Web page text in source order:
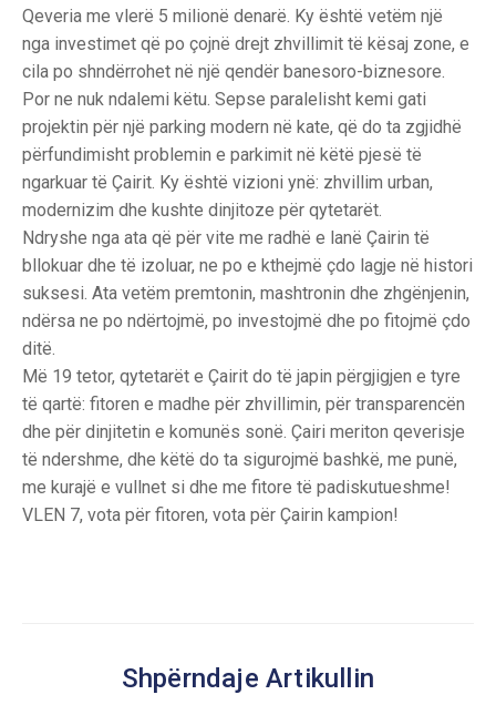
Qeveria me vlerë 5 milionë denarë. Ky është vetëm një
nga investimet që po çojnë drejt zhvillimit të kësaj zone, e
cila po shndërrohet në një qendër banesoro-biznesore.
Por ne nuk ndalemi këtu. Sepse paralelisht kemi gati
projektin për një parking modern në kate, që do ta zgjidhë
përfundimisht problemin e parkimit në këtë pjesë të
ngarkuar të Çairit. Ky është vizioni ynë: zhvillim urban,
modernizim dhe kushte dinjitoze për qytetarët.
Ndryshe nga ata që për vite me radhë e lanë Çairin të
bllokuar dhe të izoluar, ne po e kthejmë çdo lagje në histori
suksesi. Ata vetëm premtonin, mashtronin dhe zhgënjenin,
ndërsa ne po ndërtojmë, po investojmë dhe po fitojmë çdo
ditë.
Më 19 tetor, qytetarët e Çairit do të japin përgjigjen e tyre
të qartë: fitoren e madhe për zhvillimin, për transparencën
dhe për dinjitetin e komunës sonë. Çairi meriton qeverisje
të ndershme, dhe këtë do ta sigurojmë bashkë, me punë,
me kurajë e vullnet si dhe me fitore të padiskutueshme!
VLEN 7, vota për fitoren, vota për Çairin kampion!
Shpërndaje Artikullin